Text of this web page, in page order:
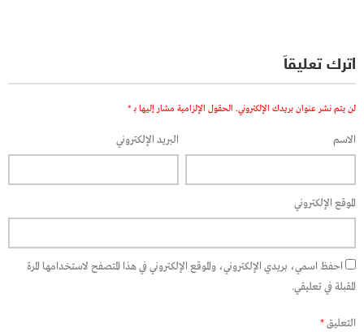
اترك تعليقاً
لن يتم نشر عنوان بريدك الإلكتروني. الحقول الإلزامية مشار إليها بـ *
الاسم البريد الإلكتروني
الموقع الإلكتروني
احفظ اسمي، بريدي الإلكتروني، والموقع الإلكتروني في هذا المتصفح لاستخدامها المرة
المقبلة في تعليقي.
التعليق*